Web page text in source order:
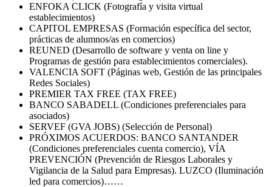
ENFOKA CLICK (Fotografía y visita virtual
establecimientos)
CAPITOL EMPRESAS (Formación específica del sector,
prácticas de alumnos/as en comercios)
REUNED (Desarrollo de software y venta on line y
Programas de gestión para establecimientos comerciales).
VALENCIA SOFT (Páginas web, Gestión de las principales
Redes Sociales)
PREMIER TAX FREE (TAX FREE)
BANCO SABADELL (Condiciones preferenciales para
asociados)
SERVEF (GVA JOBS) (Selección de Personal)
PRÓXIMOS ACUERDOS: BANCO SANTANDER
(Condiciones preferenciales cuenta comercio), VÍA
PREVENCIÓN (Prevención de Riesgos Laborales y
Vigilancia de la Salud para Empresas). LUZCO (Iluminación
led para comercios)……